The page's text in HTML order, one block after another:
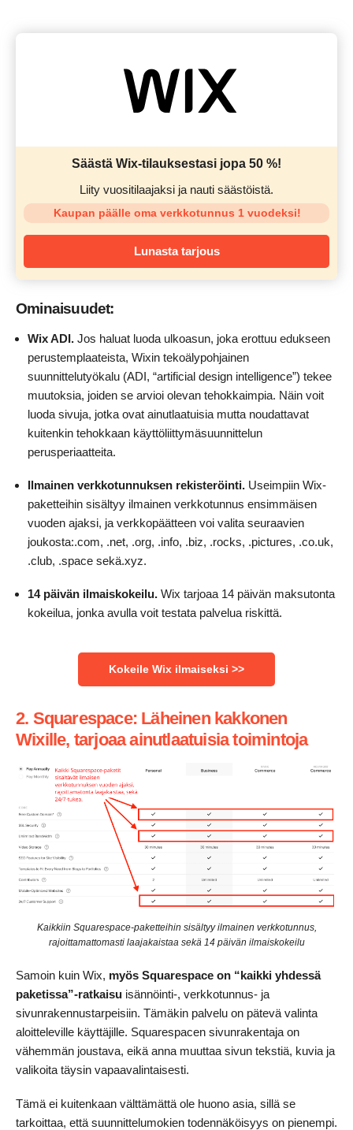
Säästä Wix-tilauksestasi jopa 50 %!
Liity vuositilaajaksi ja nauti säästöistä.
Kaupan päälle oma verkkotunnus 1 vuodeksi!
Lunasta tarjous
Ominaisuudet:
Wix ADI. Jos haluat luoda ulkoasun, joka erottuu edukseen
perustemplaateista, Wixin tekoälypohjainen
suunnittelutyökalu (ADI, “artificial design intelligence”) tekee
muutoksia, joiden se arvioi olevan tehokkaimpia. Näin voit
luoda sivuja, jotka ovat ainutlaatuisia mutta noudattavat
kuitenkin tehokkaan käyttöliittymäsuunnittelun
perusperiaatteita.
Ilmainen verkkotunnuksen rekisteröinti. Useimpiin Wix-
paketteihin sisältyy ilmainen verkkotunnus ensimmäisen
vuoden ajaksi, ja verkkopäätteen voi valita seuraavien
joukosta:.com, .net, .org, .info, .biz, .rocks, .pictures, .co.uk,
.club, .space sekä.xyz.
14 päivän ilmaiskokeilu. Wix tarjoaa 14 päivän maksutonta
kokeilua, jonka avulla voit testata palvelua riskittä.
Kokeile Wix ilmaiseksi >>
2. Squarespace: Läheinen kakkonen
Wixille, tarjoaa ainutlaatuisia toimintoja
Kaikkiin Squarespace-paketteihin sisältyy ilmainen verkkotunnus,
rajoittamattomasti laajakaistaa sekä 14 päivän ilmaiskokeilu
Samoin kuin Wix, myös Squarespace on “kaikki yhdessä
paketissa”-ratkaisu isännöinti-, verkkotunnus- ja
sivunrakennustarpeisiin. Tämäkin palvelu on pätevä valinta
aloitteleville käyttäjille. Squarespacen sivunrakentaja on
vähemmän joustava, eikä anna muuttaa sivun tekstiä, kuvia ja
valikoita täysin vapaavalintaisesti.
Tämä ei kuitenkaan välttämättä ole huono asia, sillä se
tarkoittaa, että suunnittelumokien todennäköisyys on pienempi.